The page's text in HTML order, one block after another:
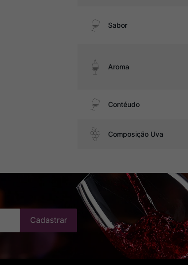
Sabor
Aroma
Contéudo
Composição Uva
Cadastrar